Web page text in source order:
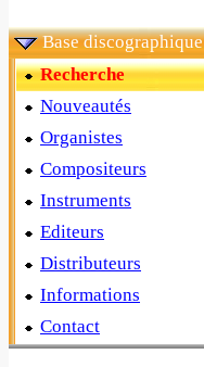
Base discographique
Recherche
Nouveautés
Organistes
Compositeurs
Instruments
Editeurs
Distributeurs
Informations
Contact